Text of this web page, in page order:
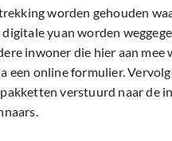
worden gehouden
yuan worden
inwoner die hier aan mee
een online formulier.
verstuurd naar de